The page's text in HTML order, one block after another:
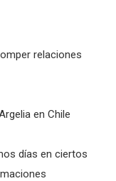
relaciones
en Chile
días en ciertos